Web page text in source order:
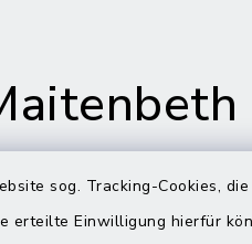
sog. Tracking-Cookies,
erteilte Einwilligung hierfür